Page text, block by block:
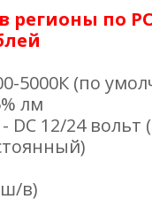
регионы по
5000К (по
лм
12/24 вольт
ш/в)